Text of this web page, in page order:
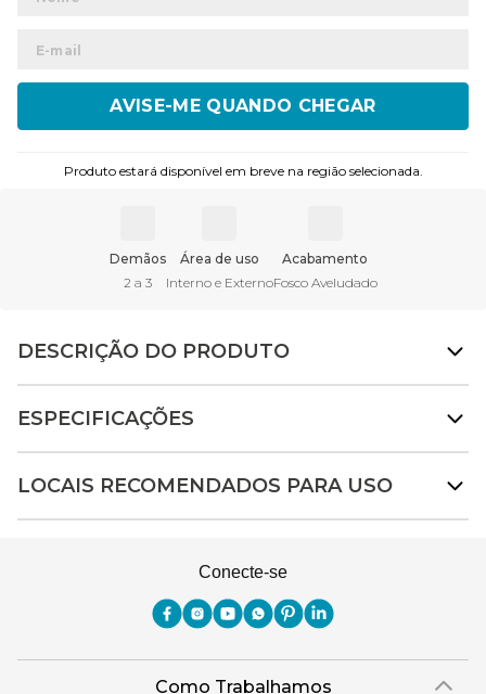
ENVIAR
Produto estará disponível em breve na região selecionada.
Demãos
2 a 3
Área de uso
Interno e Externo
Acabamento
Fosco Aveludado
DESCRIÇÃO DO PRODUTO
ESPECIFICAÇÕES
LOCAIS RECOMENDADOS PARA USO
Conecte-se
Como Trabalhamos